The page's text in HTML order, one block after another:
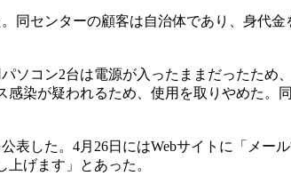
センターの顧客は自治体であり、身代
コン2台は電源が入ったままだったため
染が疑われるため、使用を取りやめた。
した。4月26日にはWebサイトに「メー
げます」とあった。